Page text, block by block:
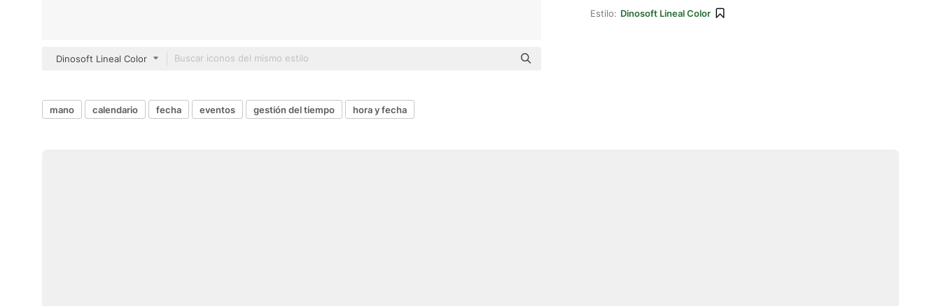
Dinosoft Lineal Color
Estilo: Dinosoft Lineal Color
mano calendario fecha eventos gestión del tiempo hora y fecha